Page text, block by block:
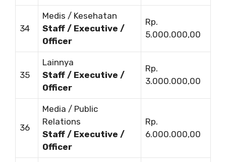
34
Medis / Kesehatan
Staff / Executive /
Officer
Rp.
5.000.000,00
35
Lainnya
Staff / Executive /
Officer
Rp.
3.000.000,00
36
Media / Public
Relations
Staff / Executive /
Officer
Rp.
6.000.000,00